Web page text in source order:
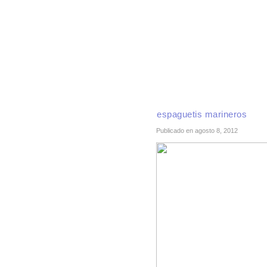
espaguetis marineros
Publicado en agosto 8, 2012